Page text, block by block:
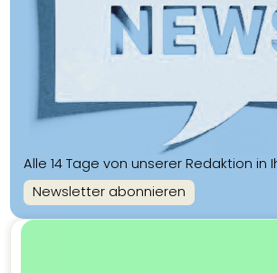
Alle 14 Tage von unserer Redaktion in
Newsletter abonnieren